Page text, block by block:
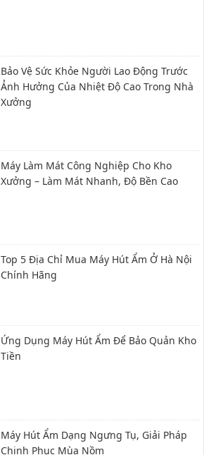
Bảo Vệ Sức Khỏe Người Lao Động Trước
Ảnh Hưởng Của Nhiệt Độ Cao Trong Nhà
Xưởng
Máy Làm Mát Công Nghiệp Cho Kho
Xưởng – Làm Mát Nhanh, Độ Bền Cao
Top 5 Địa Chỉ Mua Máy Hút Ẩm Ở Hà Nội
Chính Hãng
Ứng Dụng Máy Hút Ẩm Để Bảo Quản Kho
Tiền
Máy Hút Ẩm Dạng Ngưng Tụ, Giải Pháp
Chinh Phục Mùa Nồm